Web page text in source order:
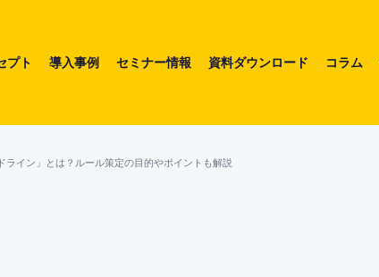
プト 導入事例 セミナー情報 資料ダウンロード コラム
ライン」とは？ルール策定の目的やポイントも解説